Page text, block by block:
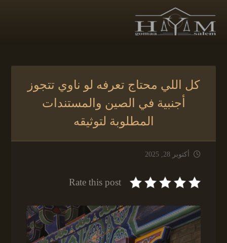
كل اللي محتاج تعرفه لو ناوي تتجوز
أجنبية في الصين والمستندات
المطلوبة لتوثيقه
أكتوبر 28, 2025
Rate this post